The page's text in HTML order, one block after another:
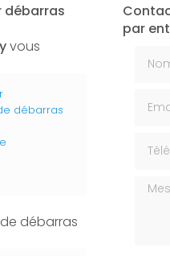
débarras
vous
débarras
débarras
par